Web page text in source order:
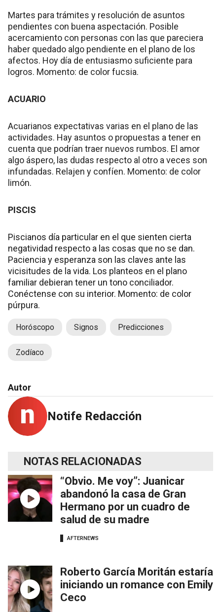
Martes para trámites y resolución de asuntos
pendientes con buena aspectación. Posible
acercamiento con personas con las que pareciera
haber quedado algo pendiente en el plano de los
afectos. Hoy día de entusiasmo suficiente para
logros. Momento: de color fucsia.
ACUARIO
Acuarianos expectativas varias en el plano de las
actividades. Hay asuntos o propuestas a tener en
cuenta que podrían traer nuevos rumbos. El amor
algo áspero, las dudas respecto al otro a veces son
infundadas. Relajen y confíen. Momento: de color
limón.
PISCIS
Piscianos día particular en el que sienten cierta
negatividad respecto a las cosas que no se dan.
Paciencia y esperanza son las claves ante las
vicisitudes de la vida. Los planteos en el plano
familiar debieran tener un tono conciliador.
Conéctense con su interior. Momento: de color
púrpura.
Horóscopo Signos Predicciones
Zodíaco
Autor
Notife Redacción
NOTAS RELACIONADAS
“Obvio. Me voy”: Juanicar
abandonó la casa de Gran
Hermano por un cuadro de
salud de su madre
AFTERNEWS
Roberto García Moritán estaría
iniciando un romance con Emily
Ceco